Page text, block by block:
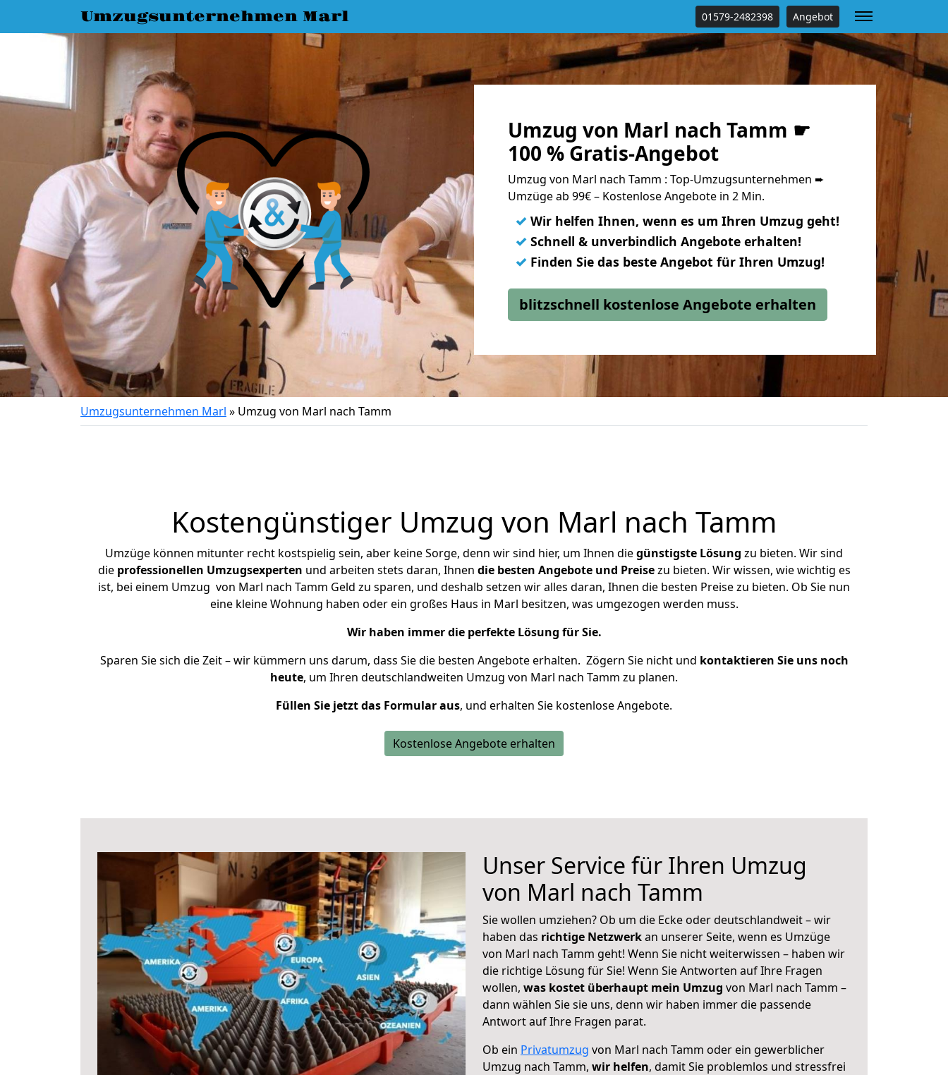
Umzugsunternehmen Marl 01579-2482398 Angebot
Umzug von Marl nach Tamm ☛
100 % Gratis-Angebot
Umzug von Marl nach Tamm : Top-Umzugsunternehmen ➨
Umzüge ab 99€ – Kostenlose Angebote in 2 Min.
✓ Wir helfen Ihnen, wenn es um Ihren Umzug geht!
✓ Schnell & unverbindlich Angebote erhalten!
✓ Finden Sie das beste Angebot für Ihren Umzug!
blitzschnell kostenlose Angebote erhalten
Umzugsunternehmen Marl » Umzug von Marl nach Tamm
Kostengünstiger Umzug von Marl nach Tamm
Umzüge können mitunter recht kostspielig sein, aber keine Sorge, denn wir sind hier, um Ihnen diegünstigste Lösung zu bieten. Wir sind
die professionellen Umzugsexperten und arbeiten stets daran, Ihnen die besten Angebote und Preisezu bieten. Wir wissen, wie wichtig es
ist, bei einem Umzug von Marl nach Tamm Geld zu sparen, und deshalb setzen wir alles daran, Ihnen die besten Preise zu bieten. Ob Sie nun
eine kleine Wohnung haben oder ein großes Haus in Marl besitzen, was umgezogen werden muss.
Wir haben immer die perfekte Lösung für Sie.
Sparen Sie sich die Zeit – wir kümmern uns darum, dass Sie die besten Angebote erhalten. Zögern Sie nicht und kontaktieren Sie uns noch
heute, um Ihren deutschlandweiten Umzug von Marl nach Tamm zu planen.
Füllen Sie jetzt das Formular aus, und erhalten Sie kostenlose Angebote.
Kostenlose Angebote erhalten
Unser Service für Ihren Umzug
von Marl nach Tamm
Sie wollen umziehen? Ob um die Ecke oder deutschlandweit – wir
haben das richtige Netzwerkan unserer Seite, wenn es Umzüge
von Marl nach Tamm geht! Wenn Sie nicht weiterwissen – haben wir
die richtige Lösung für Sie! Wenn Sie Antworten auf Ihre Fragen
wollen, was kostet überhaupt mein Umzug von Marl nach Tamm –
dann wählen Sie sie uns, denn wir haben immer die passende
Antwort auf Ihre Fragen parat.
Ob ein Privatumzug von Marl nach Tamm oder ein gewerblicher
Umzug nach Tamm, wir helfen, damit Sie problemlos und stressfrei